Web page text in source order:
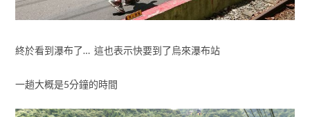
終於看到瀑布了… 這也表示快要到了烏來瀑布站
一趟大概是5分鐘的時間